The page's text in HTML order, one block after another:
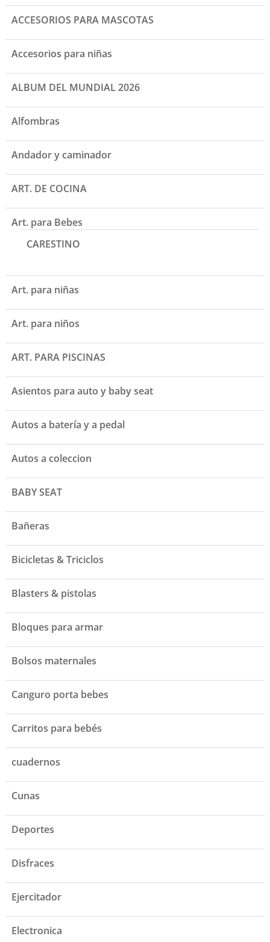
ACCESORIOS PARA MASCOTAS
Accesorios para niñas
ALBUM DEL MUNDIAL 2026
Alfombras
Andador y caminador
ART. DE COCINA
Art. para Bebes
CARESTINO
Art. para niñas
Art. para niños
ART. PARA PISCINAS
Asientos para auto y baby seat
Autos a batería y a pedal
Autos a coleccion
BABY SEAT
Bañeras
Bicicletas & Triciclos
Blasters & pistolas
Bloques para armar
Bolsos maternales
Canguro porta bebes
Carritos para bebés
cuadernos
Cunas
Deportes
Disfraces
Ejercitador
Electronica